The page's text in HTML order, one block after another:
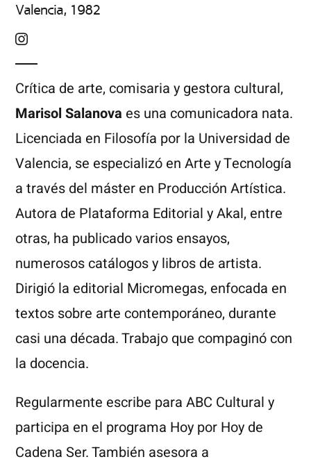
Valencia, 1982
Crítica de arte, comisaria y gestora cultural,
Marisol Salanova es una comunicadora nata.
Licenciada en Filosofía por la Universidad de
Valencia, se especializó en Arte y Tecnología
a través del máster en Producción Artística.
Autora de Plataforma Editorial y Akal, entre
otras, ha publicado varios ensayos,
numerosos catálogos y libros de artista.
Dirigió la editorial Micromegas, enfocada en
textos sobre arte contemporáneo, durante
casi una década. Trabajo que compaginó con
la docencia.
Regularmente escribe para ABC Cultural y
participa en el programa Hoy por Hoy de
Cadena Ser. También asesora a